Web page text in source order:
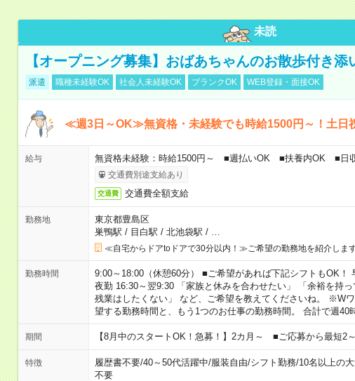
未読
【オープニング募集】おばあちゃんのお散歩付き添
派遣 職種未経験OK 社会人未経験OK ブランクOK WEB登録・面接OK
≪週3日～OK≫無資格・未経験でも時給1500円～！土日
給与 無資格未経験：時給1500円～ ■週払いOK ■扶養内OK ■日
交通費別途支給あり
交通費 交通費全額支給
勤務地
東京都豊島区
巣鴨駅 / 目白駅 / 北池袋駅 /
≪自宅からドアtoドアで30分以内！≫ご希望の勤務地を紹介します
勤務時間
9:00～18:00（休憩60分） ■ご希望があれば下記シフトもOK！
夜勤 16:30～翌9:30 「家族と休みを合わせたい」 「余裕を持
残業はしたくない」 など、ご希望を教えてくださいね。 ※W
望する勤務時間と、もう1つのお仕事の勤務時間。 合計で週40
期間 【8月中のスタートOK！急募！】2カ月～ ■ご応募から最短2
特徴 履歴書不要/40～50代活躍中/服装自由/シフト勤務/10名以上の
不要